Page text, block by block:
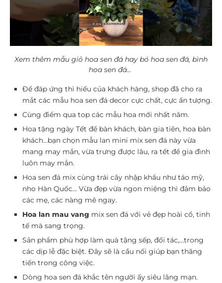
Xem thêm mẫu giỏ hoa sen đá hay bó hoa sen đá, bình
hoa sen đá…
Để đáp ứng thì hiếu của khách hàng, shop đã cho ra
mắt các mẫu hoa sen đá decor cực chất, cực ấn tượng.
Cùng điểm qua top các mẫu hoa mới nhất năm.
Hoa tặng ngày Tết để bàn khách, bàn gia tiên, hoa bàn
khách…bạn chọn mẫu lan mini mix sen đá này vừa
mang may mắn, vừa trưng được lâu, ra tết để gia đình
luôn may mắn.
Hoa sen đá mix cùng trái cây nhập khẩu như táo mỹ,
nho Hàn Quốc… Vừa đẹp vừa ngon miệng thì đảm bảo
các mẹ, các nàng mê ngay.
Hoa lan mau vang mix sen đá với vẻ đẹp hoài cổ, tinh
tế mà sang trọng.
Sản phẩm phù hợp làm quà tặng sếp, đối tác,…trong
các dịp lễ đặc biệt. Đây sẽ là cầu nối giúp bạn thăng
tiến trong công việc.
Dòng hoa sen đá khắc tên người ấy siêu lãng mạn.